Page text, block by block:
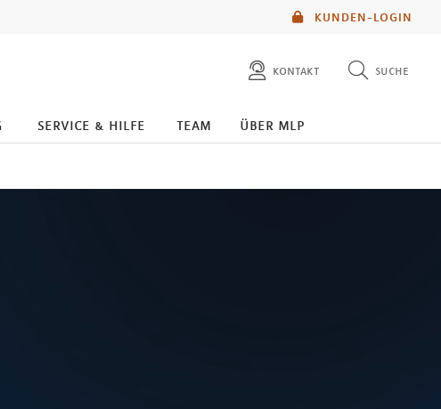
KUNDEN-LOGIN
kontakt suche
diese website durchsuchen
service & hilfe team über mlp